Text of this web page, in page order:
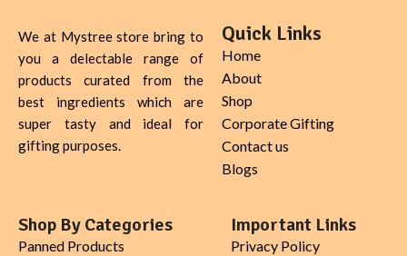
We at Mystree store bring to
you a delectable range of
products curated from the
best ingredients which are
super tasty and ideal for
gifting purposes.
Quick Links
Home
About
Shop
Corporate Gifting
Contact us
Blogs
Shop By Categories
Panned Products
Important Links
Privacy Policy